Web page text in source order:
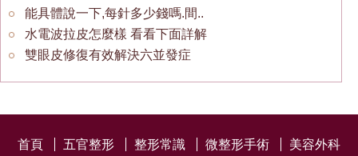
能具體說一下,每針多少錢嗎.間..
水電波拉皮怎麼樣 看看下面詳解
雙眼皮修復有效解決六並發症
首頁 五官整形 整形常識 微整形手術 美容外科